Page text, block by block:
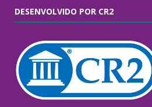
DESENVOLVIDO POR CR2